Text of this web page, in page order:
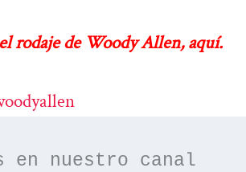
rodaje de Woody Allen, aquí.
en nuestro canal